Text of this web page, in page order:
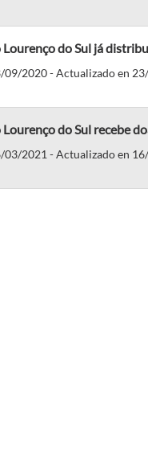
Lourenço do Sul já
09/2020 - Actualizado en
do Sul recebe
03/2021 - Actualizado en